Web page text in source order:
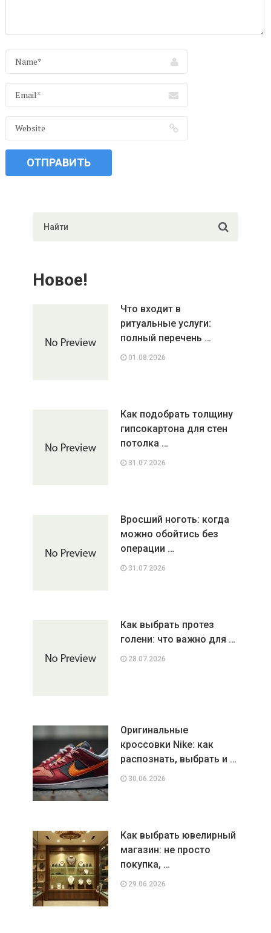
Новое!
Что входит в
ритуальные услуги:
полный перечень …
01.08.2026
Как подобрать толщину
гипсокартона для стен
потолка …
31.07.2026
Вросший ноготь: когда
можно обойтись без
операции …
31.07.2026
Как выбрать протез
голени: что важно для …
28.07.2026
Оригинальные
кроссовки Nike: как
распознать, выбрать и …
30.06.2026
Как выбрать ювелирный
магазин: не просто
покупка, …
29.06.2026